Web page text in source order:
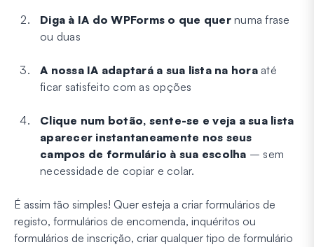
Diga à IA do WPForms o que quernuma frase
ou duas
A nossa IA adaptará a sua lista na horaaté
ficar satisfeito com as opções
Clique num botão, sente-se e veja a sua lista
aparecer instantaneamente nos seus
campos de formulário à sua escolha – sem
necessidade de copiar e colar.
É assim tão simples! Quer esteja a criar formulários de
registo, formulários de encomenda, inquéritos ou
formulários de inscrição, criar qualquer tipo de formulário